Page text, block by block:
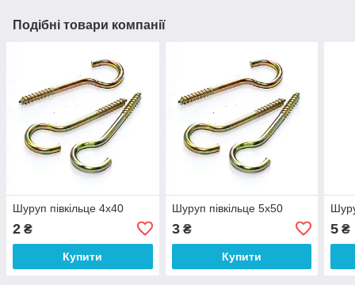
Подібні товари компанії
Шуруп півкільце 4х40
2 ₴
Купити
Шуруп півкільце 5х50
3₴
Купити
5 ₴